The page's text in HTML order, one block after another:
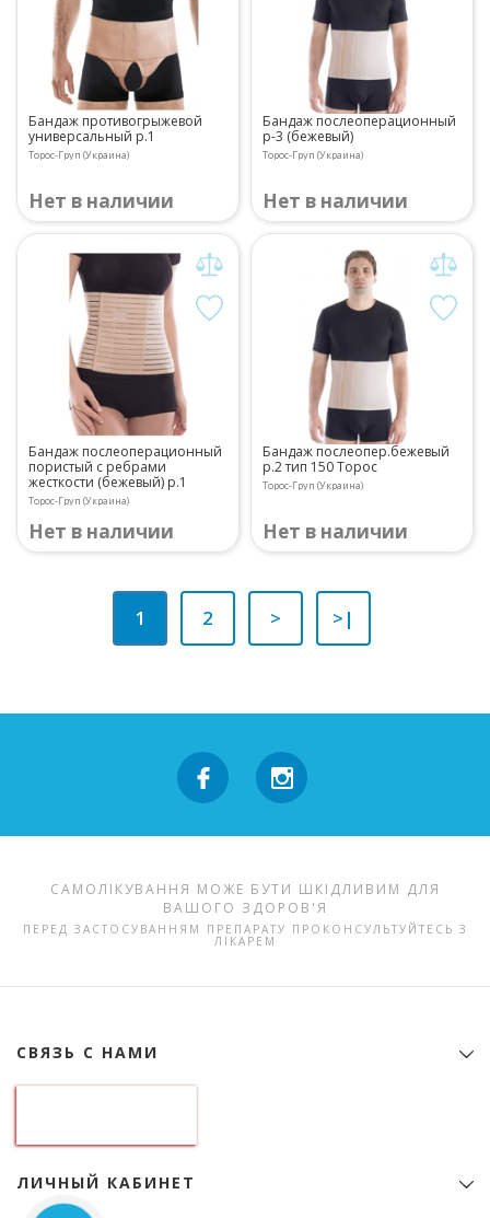
Бандаж противогрыжевой
универсальный р.1
Торос-Груп (Украина)
Нет в наличии
Бандаж послеоперационный
р-3 (бежевый)
Торос-Груп (Украина)
Нет в наличии
Бандаж послеоперационный
пористый с ребрами
жесткости (бежевый) р.1
Торос-Груп (Украина)
Нет в наличии
Бандаж послеопер.бежевый
р.2 тип 150 Торос
Торос-Груп (Украина)
Нет в наличии
1 2 > >|
САМОЛІКУВАННЯ МОЖЕ БУТИ ШКІДЛИВИМ ДЛЯ
ВАШОГО ЗДОРОВ'Я
ПЕРЕД ЗАСТОСУВАННЯМ ПРЕПАРАТУ ПРОКОНСУЛЬТУЙТЕСЬ З
ЛІКАРЕМ
СВЯЗЬ С НАМИ
Контактная информация
б-р Леси Украинки, 9
+38 (068) 345-01-31
zakaz@e-apteka.com.ua
ЛИЧНЫЙ КАБИНЕТ
Личный Кабинет